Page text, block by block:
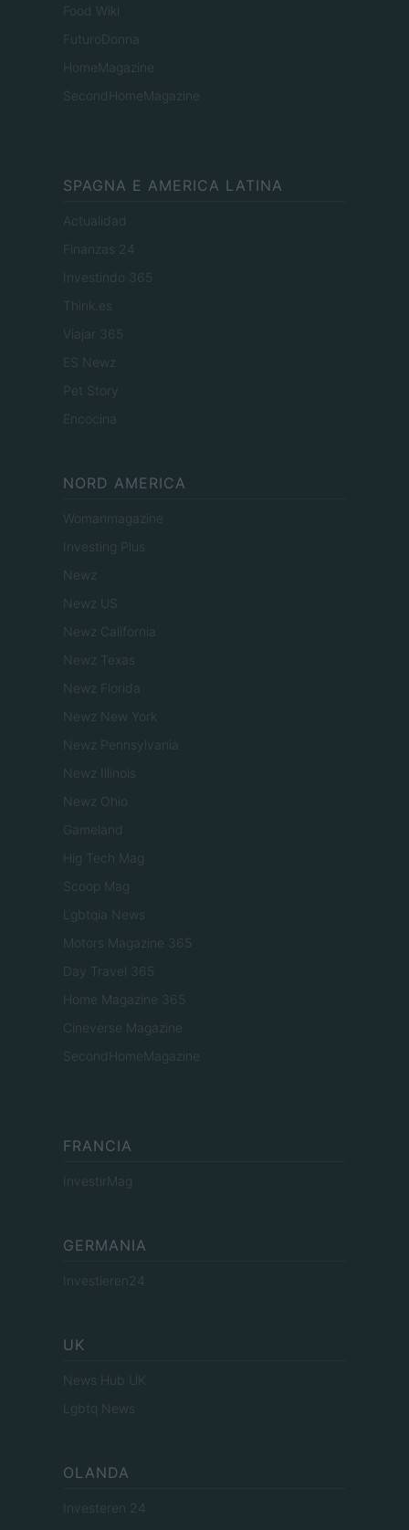
Food Wiki
FuturoDonna
HomeMagazine
SecondHomeMagazine
SPAGNA E AMERICA LATINA
Actualidad
Finanzas 24
Investindo 365
Think.es
Viajar 365
ES Newz
Pet Story
Encocina
NORD AMERICA
Womanmagazine
Investing Plus
Newz
Newz US
Newz California
Newz Texas
Newz Florida
Newz New York
Newz Pennsylvania
Newz Illinois
Newz Ohio
Gameland
Hig Tech Mag
Scoop Mag
Lgbtqia News
Motors Magazine 365
Day Travel 365
Home Magazine 365
Cineverse Magazine
SecondHomeMagazine
FRANCIA
InvestirMag
GERMANIA
Investieren24
UK
News Hub UK
Lgbtq News
OLANDA
Investeren 24